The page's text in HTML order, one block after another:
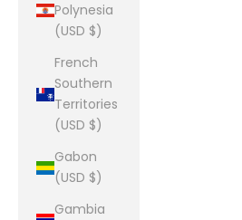
Polynesia
(USD $)
French
Southern
Territories
(USD $)
Gabon
(USD $)
Gambia